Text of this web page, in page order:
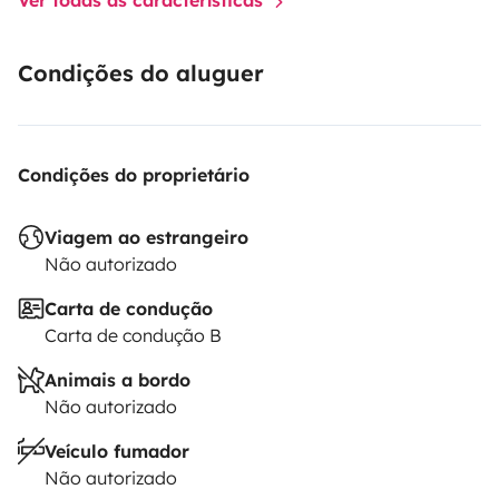
Condições do aluguer
Condições do proprietário
Viagem ao estrangeiro
Não autorizado
Carta de condução
Carta de condução B
Animais a bordo
Não autorizado
Veículo fumador
Não autorizado